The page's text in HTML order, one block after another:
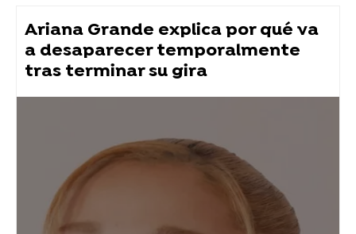
Ariana Grande explica por qué va
a desaparecer temporalmente
tras terminar su gira